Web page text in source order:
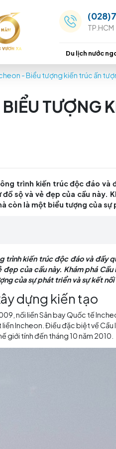
- BIỂU
công trình kiến
về sự đồ sộ và vẻ đẹp
mà còn là một biểu
công trình kiến trúc độc
và vẻ đẹp của cầu này.
tượng của sự phát
xây dựng
năm 2009, nối liền Sân
và đất liền Incheon. Điều